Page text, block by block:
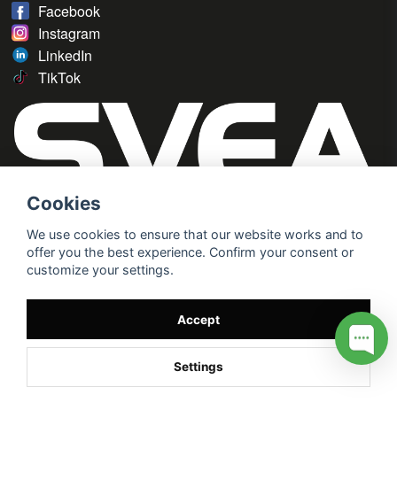
Facebook
Instagram
LinkedIn
TikTok
Cookies
We use cookies to ensure that our website works and to
offer you the best experience. Confirm your consent or
customize your settings.
Accept
Settings